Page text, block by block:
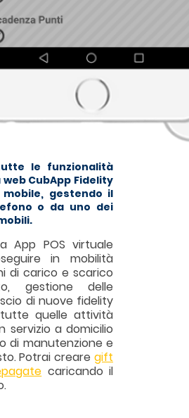
le funzionalità
CubApp Fidelity
gestendo il
o da uno dei
App POS virtuale
in mobilità
di carico e scarico
gestione delle
di nuove fidelity
quelle attività
servizio a domicilio
di manutenzione e
Potrai creare gift
caricando il